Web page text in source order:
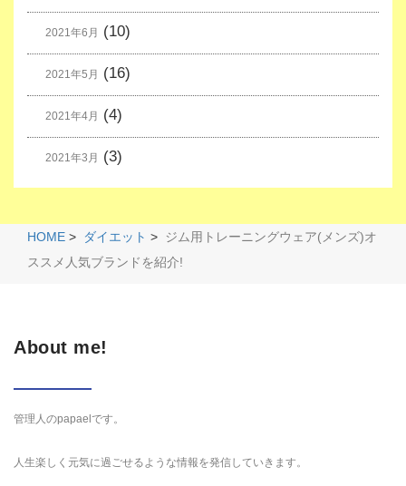
2021年6月 (10)
2021年5月 (16)
2021年4月 (4)
2021年3月 (3)
HOME > ダイエット > ジム用トレーニングウェア(メンズ)オ
ススメ人気ブランドを紹介!
About me!
管理人のpapaelです。
人生楽しく元気に過ごせるような情報を発信していきます。